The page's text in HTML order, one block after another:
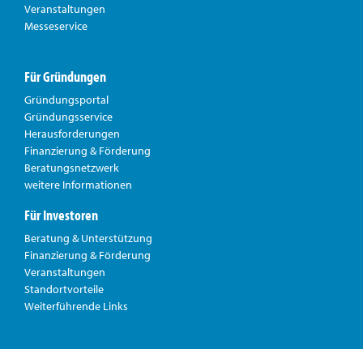
Veranstaltungen
Messeservice
Für Gründungen
Gründungsportal
Gründungsservice
Herausforderungen
Finanzierung & Förderung
Beratungsnetzwerk
weitere Informationen
Für Investoren
Beratung & Unterstützung
Finanzierung & Förderung
Veranstaltungen
Standortvorteile
Weiterführende Links